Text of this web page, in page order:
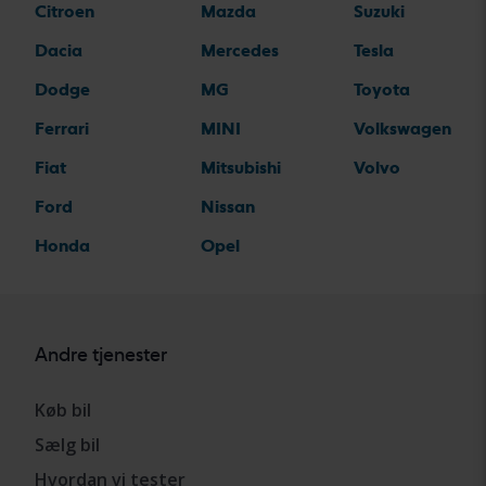
Citroen
Dacia
Dodge
Ferrari
Fiat
Ford
Honda
Mazda
Mercedes
MG
MINI
Mitsubishi
Nissan
Opel
Suzuki
Tesla
Toyota
Volkswagen
Volvo
Andre tjenester
Køb bil
Sælg bil
Hvordan vi tester